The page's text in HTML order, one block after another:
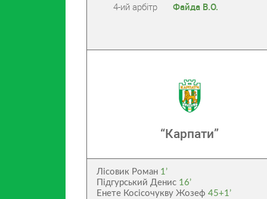
4-ий арбітр
Файда В.О.
“Карпати”
Лісовик Роман 1’
Підгурський Денис 16’
Енете Косісочукву Жозеф45+1’